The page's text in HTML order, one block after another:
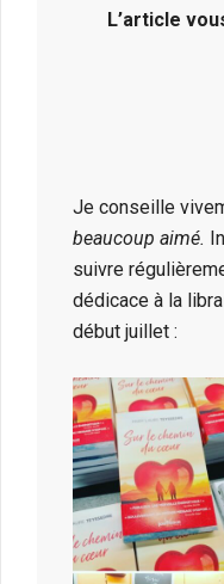
L’article
Je conseille
beaucoup aimé.
suivre
dédicace à la
début juillet :